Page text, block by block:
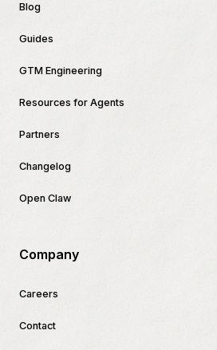
Blog
Guides
GTM Engineering
Resources for Agents
Partners
Changelog
Open Claw
Company
Careers
Contact